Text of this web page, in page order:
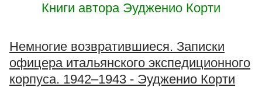
Книги автора Эудженио Корти
Немногие возвратившиеся. Записки
офицера итальянского экспедиционного
корпуса. 1942–1943 - Эудженио Корти